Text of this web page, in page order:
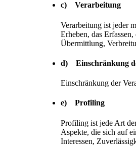
c) Verarbeitung
Verarbeitung ist jeder
Erheben, das
Übermittlung,
d) Einschränkung
Einschränkung der
e) Profiling
Profiling ist jede Art
Aspekte, die sich auf
Interessen,